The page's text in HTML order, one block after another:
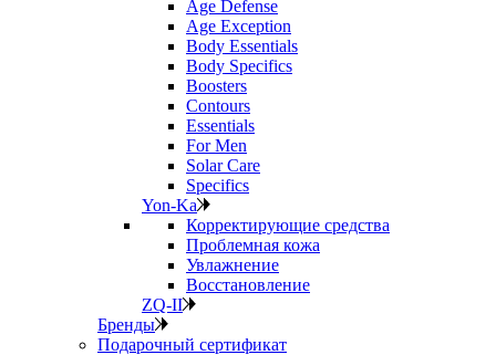
Age Defense
Age Exception
Body Essentials
Body Specifics
Boosters
Contours
Essentials
For Men
Solar Care
Specifics
Yon-Ka
Корректирующие средства
Проблемная кожа
Увлажнение
Восстановление
ZQ-II
Бренды
Подарочный сертификат